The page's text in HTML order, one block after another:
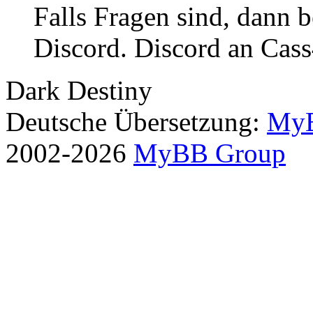
Falls Fragen sind, dann
Discord. Discord an
Dark Destiny
Deutsche Übersetzung:
2002-2026 MyBB Group